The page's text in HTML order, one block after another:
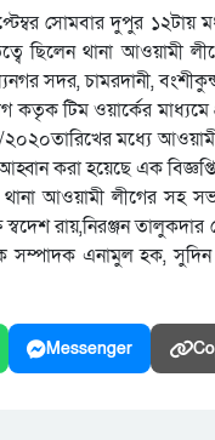
সোমবার দুপুর ১২টায়
ছিলেন থানা আওয়ামী
সদর, চামরদানী,
টিম ওয়ার্কের মাধ্যমে
মধ্যে আওয়ামী
করা হয়েছে এক
আওয়ামী লীগের সহ
রায়,নিরঞ্জন
সম্পাদক এনামুল হক,
Messenger